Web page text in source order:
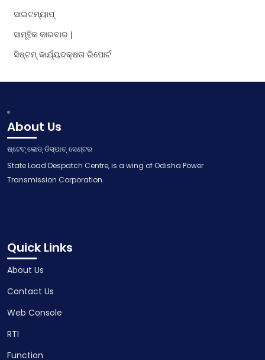
ସାଇଟମ୍ୟାପ୍
ସାମୂହିକ କାରବାର |
ସିଷ୍ଟମ୍ କାର୍ଯ୍ୟଦକ୍ଷତା ରିପୋର୍ଟ
About Us
ଷ୍ଟେଟ୍ ଲୋଡ୍ ଡିସ୍ପାଚ୍ ସେଣ୍ଟର
State Load Despatch Centre, is a wing of Odisha Power
Transmission Corporation.
Quick Links
About Us
Contact Us
Web Console
RTI
Function